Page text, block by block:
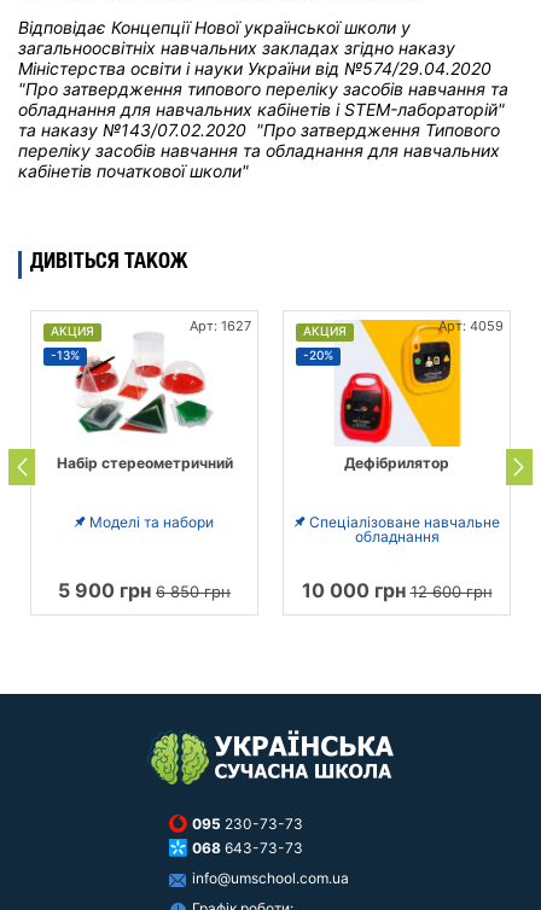
Відповідає Концепції Нової української школи у
загальноосвітніх навчальних закладах згідно наказу
Міністерства освіти і науки України від №574/29.04.2020
"Про затвердження типового переліку засобів навчання та
обладнання для навчальних кабінетів і STEM-лабораторій"
та наказу №143/07.02.2020 "Про затвердження Типового
переліку засобів навчання та обладнання для навчальних
кабінетів початкової школи"
ДИВІТЬСЯ ТАКОЖ
АКЦИЯ
-13%
Арт: 1627
Набір стереометричний
Моделі та набори
5 900 грн 6 850 грн
АКЦИЯ
-20%
Арт: 4059
Дефібрилятор
Спеціалізоване навчальне
обладнання
10 000 грн12 600 грн
095 230-73-73
068 643-73-73
info@umschool.com.ua